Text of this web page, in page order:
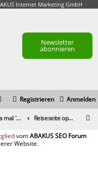
Internet Marketing GmbH
Newsletter
abonnieren
Anmelden
Registrieren
Ich hab' da mal 'ne Frage Reiseseite optimieren?